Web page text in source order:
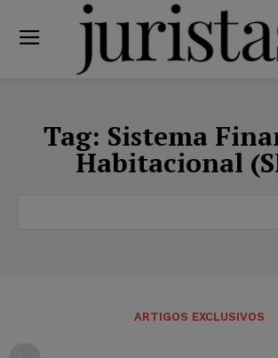
Tag: Sistema
Habitacional
ARTIGOS EXCLUSIVOS